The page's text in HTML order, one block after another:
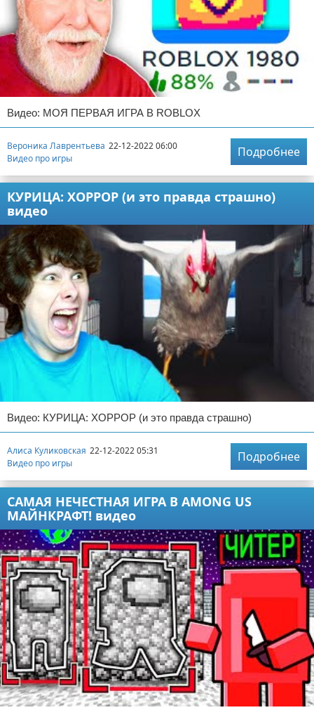
Видео: МОЯ ПЕРВАЯ ИГРА В ROBLOX
Вероника Лаврентьева 22-12-2022 06:00
Видео про игры
Подробнее
КУРИЦА: ХОРРОР (и это правда страшно)
видео
Видео: КУРИЦА: ХОРРОР (и это правда страшно)
Алиса Куликовская 22-12-2022 05:31
Видео про игры
Подробнее
САМАЯ НЕЧЕСТНАЯ ИГРА В AMONG US
МАЙНКРАФТ! видео